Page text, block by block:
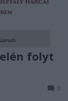
folyt
0